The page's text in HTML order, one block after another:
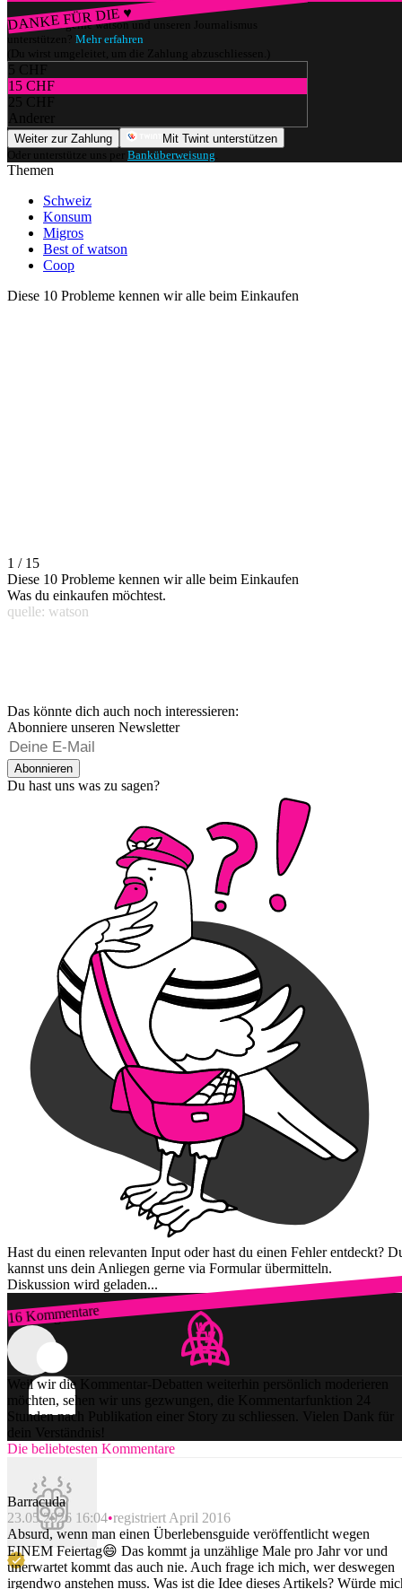
DANKE FÜR DIE ♥
Würdest du gerne watson und unseren Journalismus
unterstützen? Mehr erfahren
(Du wirst umgeleitet, um die Zahlung abzuschliessen.)
5 CHF
15 CHF
25 CHF
Anderer
Weiter zur Zahlung
Mit Twint unterstützen
Oder unterstütze uns per Banküberweisung
Themen
Schweiz
Konsum
Migros
Best of watson
Coop
Diese 10 Probleme kennen wir alle beim Einkaufen
1 / 15
Diese 10 Probleme kennen wir alle beim Einkaufen
Was du einkaufen möchtest.
quelle: watson
Das könnte dich auch noch interessieren:
Abonniere unseren Newsletter
Abonnieren
Du hast uns was zu sagen?
Hast du einen relevanten Input oder hast du einen Fehler entdeckt?
kannst uns dein Anliegen gerne via Formular übermitteln.
Diskussion wird geladen...
16 Kommentare
Zum Login
Weil wir die Kommentar-Debatten weiterhin persönlich moderieren
möchten, sehen wir uns gezwungen, die Kommentarfunktion 24
Stunden nach Publikation einer Story zu schliessen. Vielen Dank für
dein Verständnis!
Die beliebtesten Kommentare
Barracuda
23.05.2026 16:04 registriert April 2016
Absurd, wenn man einen Überlebensguide veröffentlicht wegen
EINEM Feiertag😄 Das kommt ja unzählige Male pro Jahr vor und
unerwartet kommt das auch nie. Auch frage ich mich, wer deswegen
irgendwo anstehen muss. Was ist die Idee dieses Artikels? Würde